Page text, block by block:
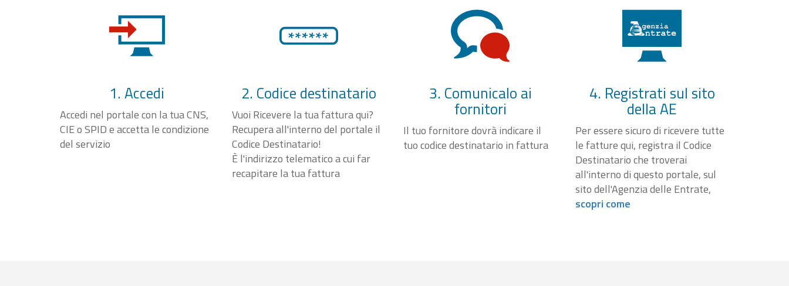
1. Accedi
Accedi nel portale con la tua CNS,
CIE o SPID e accetta le condizione
del servizio
2. Codice destinatario
Vuoi Ricevere la tua fattura qui?
Recupera all'interno del portale il
Codice Destinatario!
È l'indirizzo telematico a cui far
recapitare la tua fattura
3. Comunicalo ai
fornitori
Il tuo fornitore dovrà indicare il
tuo codice destinatario in fattura
4. Registrati sul sito
della AE
Per essere sicuro di ricevere tutte
le fatture qui, registra il Codice
Destinatario che troverai
all'interno di questo portale, sul
sito dell'Agenzia delle Entrate,
scopri come